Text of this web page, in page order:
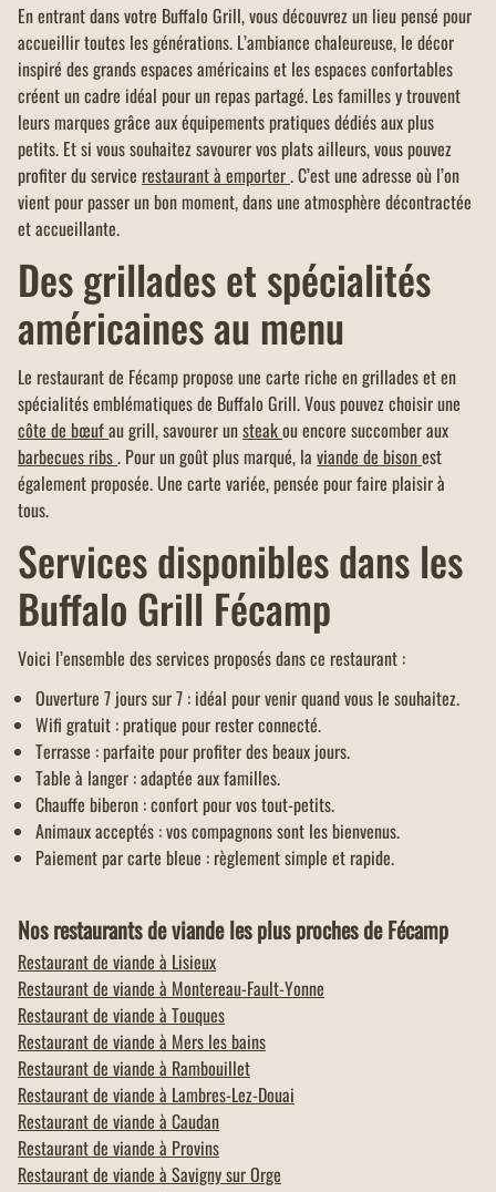
En entrant dans votre Buffalo Grill, vous découvrez un lieu pensé pour
accueillir toutes les générations. L’ambiance chaleureuse, le décor
inspiré des grands espaces américains et les espaces confortables
créent un cadre idéal pour un repas partagé. Les familles y trouvent
leurs marques grâce aux équipements pratiques dédiés aux plus
petits. Et si vous souhaitez savourer vos plats ailleurs, vous pouvez
profiter du service restaurant à emporter. C’est une adresse où l’on
vient pour passer un bon moment, dans une atmosphère décontractée
et accueillante.
Des grillades et spécialités
américaines au menu
Le restaurant de Fécamp propose une carte riche en grillades et en
spécialités emblématiques de Buffalo Grill. Vous pouvez choisir une
côte de bœufau grill, savourer unsteakou encore succomber aux
barbecues ribs. Pour un goût plus marqué, la viande de bisonest
également proposée. Une carte variée, pensée pour faire plaisir à
tous.
Services disponibles dans les
Buffalo Grill Fécamp
Voici l’ensemble des services proposés dans ce restaurant :
Ouverture 7 jours sur 7 : idéal pour venir quand vous le souhaitez.
Wifi gratuit : pratique pour rester connecté.
Terrasse : parfaite pour profiter des beaux jours.
Table à langer : adaptée aux familles.
Chauffe biberon : confort pour vos tout-petits.
Animaux acceptés : vos compagnons sont les bienvenus.
Paiement par carte bleue : règlement simple et rapide.
Nos restaurants de viande les plus proches de Fécamp
Restaurant de viande à Lisieux
Restaurant de viande à Montereau-Fault-Yonne
Restaurant de viande à Touques
Restaurant de viande à Mers les bains
Restaurant de viande à Rambouillet
Restaurant de viande à Lambres-Lez-Douai
Restaurant de viande à Caudan
Restaurant de viande à Provins
Restaurant de viande à Savigny sur Orge